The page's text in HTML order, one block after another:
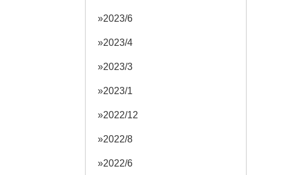
2023/6
2023/4
2023/3
2023/1
2022/12
2022/8
2022/6